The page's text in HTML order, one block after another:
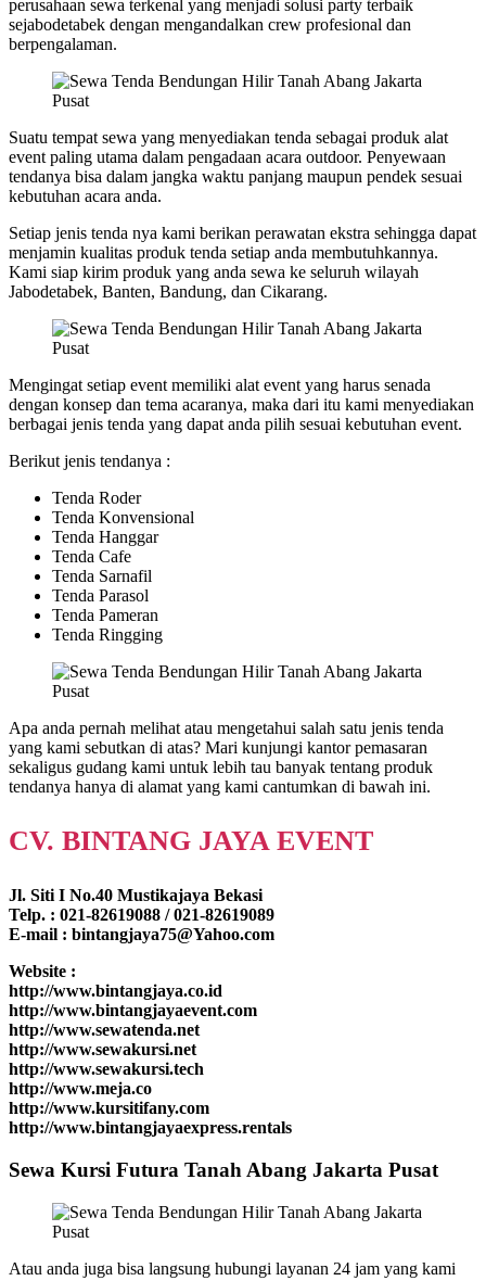
perusahaan sewa terkenal yang menjadi solusi party terbaik
sejabodetabek dengan mengandalkan crew profesional dan
berpengalaman.
Suatu tempat sewa yang menyediakan tenda sebagai produk alat
event paling utama dalam pengadaan acara outdoor. Penyewaan
tendanya bisa dalam jangka waktu panjang maupun pendek sesuai
kebutuhan acara anda.
Setiap jenis tenda nya kami berikan perawatan ekstra sehingga dapat
menjamin kualitas produk tenda setiap anda membutuhkannya.
Kami siap kirim produk yang anda sewa ke seluruh wilayah
Jabodetabek, Banten, Bandung, dan Cikarang.
Mengingat setiap event memiliki alat event yang harus senada
dengan konsep dan tema acaranya, maka dari itu kami menyediakan
berbagai jenis tenda yang dapat anda pilih sesuai kebutuhan event.
Berikut jenis tendanya :
Tenda Roder
Tenda Konvensional
Tenda Hanggar
Tenda Cafe
Tenda Sarnafil
Tenda Parasol
Tenda Pameran
Tenda Ringging
Apa anda pernah melihat atau mengetahui salah satu jenis tenda
yang kami sebutkan di atas? Mari kunjungi kantor pemasaran
sekaligus gudang kami untuk lebih tau banyak tentang produk
tendanya hanya di alamat yang kami cantumkan di bawah ini.
CV. BINTANG JAYA EVENT
Jl. Siti I No.40 Mustikajaya Bekasi
Telp. : 021-82619088 / 021-82619089
E-mail : bintangjaya75@Yahoo.com
Website :
http://www.bintangjaya.co.id
http://www.bintangjayaevent.com
http://www.sewatenda.net
http://www.sewakursi.net
http://www.sewakursi.tech
http://www.meja.co
http://www.kursitifany.com
http://www.bintangjayaexpress.rentals
Sewa Kursi Futura Tanah Abang Jakarta Pusat
Atau anda juga bisa langsung hubungi layanan 24 jam yang kami